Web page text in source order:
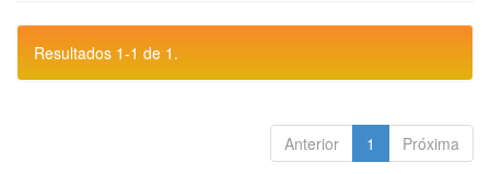
Resultados 1-1 de 1.
Anterior 1 Próxima